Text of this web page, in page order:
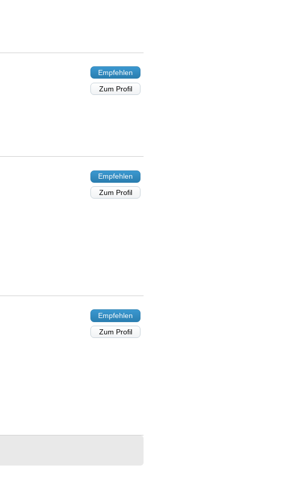
Empfehlen
Zum Profil
Empfehlen
Zum Profil
Empfehlen
Zum Profil